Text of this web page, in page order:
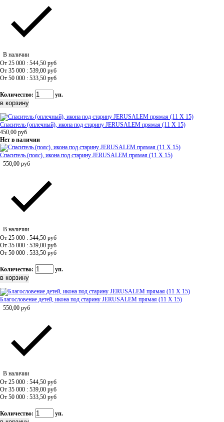
В наличии
От 25 000 : 544,50 руб
От 35 000 : 539,00 руб
От 50 000 : 533,50 руб
Количество: уп.
Спаситель (оплечный), икона под старину JERUSALEM прямая (11 Х 15)
450,00 руб
Нет в наличии
Спаситель (пояс), икона под старину JERUSALEM прямая (11 Х 15)
550,00 руб
В наличии
От 25 000 : 544,50 руб
От 35 000 : 539,00 руб
От 50 000 : 533,50 руб
Количество: уп.
Благословение детей, икона под старину JERUSALEM прямая (11 Х 15)
550,00 руб
В наличии
От 25 000 : 544,50 руб
От 35 000 : 539,00 руб
От 50 000 : 533,50 руб
Количество: уп.